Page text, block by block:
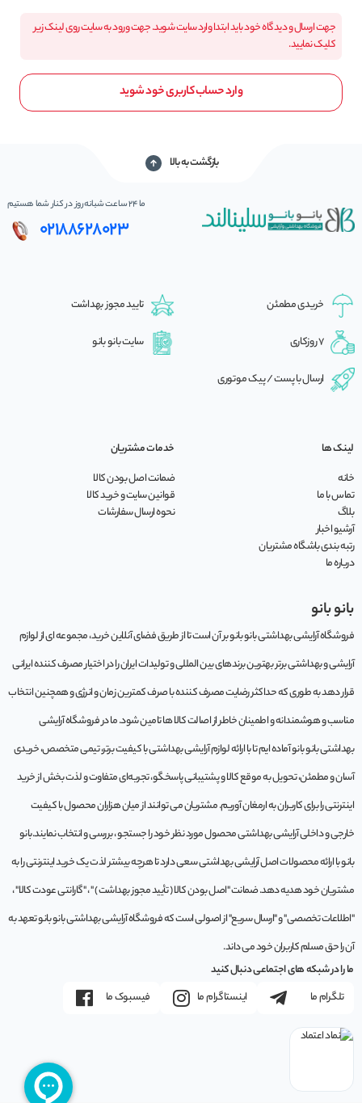
جهت ارسال و دیدگاه خود باید ابتدا وارد سایت شوید. جهت ورود به سایت روی لینک زیر
کلیک نمایید.
وارد حساب کاربری خود شوید
بازگشت به بالا
ما 24 ساعت شبانه‌روز در کنار شما هستیم
02188628023
خریدی مطمئن تایید مجوز بهداشت
7 روزکاری سایت بانو بانو
ارسال با پست / پیک موتوری
لینک ها
خانه
تماس با ما
بلاگ
آرشیو اخبار
رتبه بندی باشگاه مشتریان
درباره ما
خدمات مشتریان
ضمانت اصل بودن کالا
قوانین سایت و خرید کالا
نحوه ارسال سفارشات
بانو بانو
فروشگاه آرایشی بهداشتی بانو بانو بر آن است تا از طریق فضای آنلاین خرید، مجموعه‌ ای از لوازم
آرایشی و بهداشتی برتر بهترین برندهای بین المللی و تولیدات ایران را در اختیار مصرف کننده ایرانی
قرار دهد به طوری که حداکثر رضایت مصرف کننده با صرف کمترین زمان و انرژی و همچنین انتخاب
مناسب و هوشمندانه و اطمینان خاطر از اصالت کالا ها تامین شود. ما در فروشگاه آرایشی
بهداشتی بانو بانو آماده ایم تا با ارائه لوازم آرایشی بهداشتی با کیفیت برتر، تیمی متخصص، خریدی
آسان و مطمئن، تحویل به موقع کالا و پشتیبانی پاسخگو، تجربه‌ای متفاوت و لذت بخش از خرید
اینترنتی را برای کاربران به ارمغان آوریم. مشتريان می توانند از ميان هزاران محصول با کيفيت
خارجی و داخلی آرایشی بهداشتی محصول مورد نظر خود را جستجو ، بررسی و انتخاب نمايند.بانو
بانو با ارائه محصولات اصل آرایشی بهداشتی سعی دارد تا هرچه بیشتر لذت یک خرید اینترنتی را به
مشتریان خود هدیه دهد. ضمانت "اصل بودن کالا ( تأیید مجوز بهداشت ) " ، "گارانتی عودت کالا" ،
"اطلاعات تخصصی" و "ارسال سریع" از اصولی است که فروشگاه آرایشی بهداشتی بانو بانو تعهد به
آن را حق مسلم کاربران خود می داند.
ما را در شبکه های اجتماعی دنبال کنید
تلگرام ما
اینستاگرام ما فیسبوک ما